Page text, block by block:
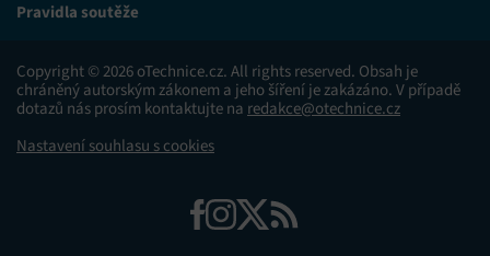
Pravidla soutěže
Copyright © 2026 oTechnice.cz. All rights reserved. Obsah je
chráněný autorským zákonem a jeho šíření je zakázáno. V případě
dotazů nás prosím kontaktujte na redakce@otechnice.cz
Nastavení souhlasu s cookies